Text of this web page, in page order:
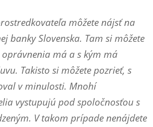
môžete nájsť na
banky Slovenska. Tam si môžete
oprávnenia má a s kým má
Takisto si môžete pozrieť, s
v minulosti. Mnohí
vystupujú pod spoločnosťou s
V takom prípade nenájdete